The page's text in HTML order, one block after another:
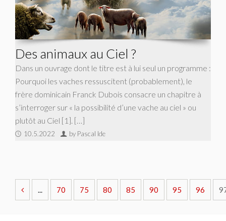
Des animaux au Ciel ?
Dans un ouvrage dont le titre est à lui seul un programme :
Pourquoi les vaches ressuscitent (probablement), le
frère dominicain Franck Dubois consacre un chapitre à
s’interroger sur « la possibilité d’une vache au ciel » ou
plutôt au Ciel [1]. […]
10.5.2022 by Pascal Ide
... 70 75 80 85 90 95 96